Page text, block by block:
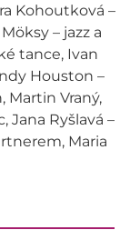
Kohoutková –
– jazz a
tance, Ivan
Houston –
Martin Vraný,
Jana Ryšlavá –
Maria